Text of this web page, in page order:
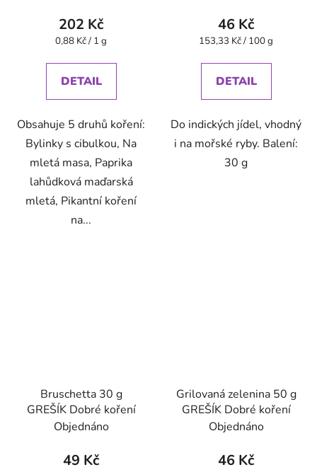
202 Kč
Měrná
0,88 Kč / 1 g
DETAIL
Obsahuje 5 druhů koření:
Bylinky s cibulkou, Na
mletá masa, Paprika
lahůdková maďarská
mletá, Pikantní koření
na...
46 Kč
Měrná
153,33 Kč / 100 g
DETAIL
Do indických jídel, vhodný
i na mořské ryby. Balení:
30 g
Bruschetta 30 g
GREŠÍK Dobré koření
Objednáno
49 Kč
Grilovaná zelenina 50 g
GREŠÍK Dobré koření
Objednáno
46 Kč